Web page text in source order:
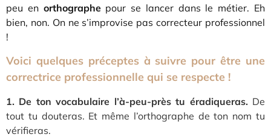
peu en orthographepour se lancer dans le métier. Eh
bien, non. On ne s’improvise pas correcteur professionnel
!
Voici quelques préceptes à suivre pour être une
correctrice professionnelle qui se respecte !
1. De ton vocabulaire l’à-peu-près tu éradiqueras. De
tout tu douteras. Et même l’orthographe de ton nom tu
vérifieras.